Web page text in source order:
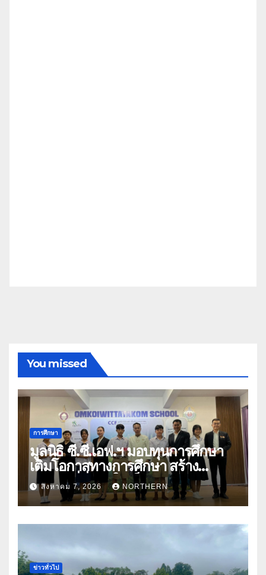
You missed
การศึกษา
มูลนิธิ ซี.ซี.เอฟ.ฯ มอบทุนการศึกษา
เติมโอกาสทางการศึกษา สร้าง
อนาคตที่มั่นคงให้เด็กและเยาวชน
ด้อยโอกาส
สิงหาคม 7, 2026 NORTHERN
ข่าวทั่วไป